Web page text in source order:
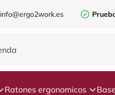
info@ergo2work.es
Ratones ergonomicos